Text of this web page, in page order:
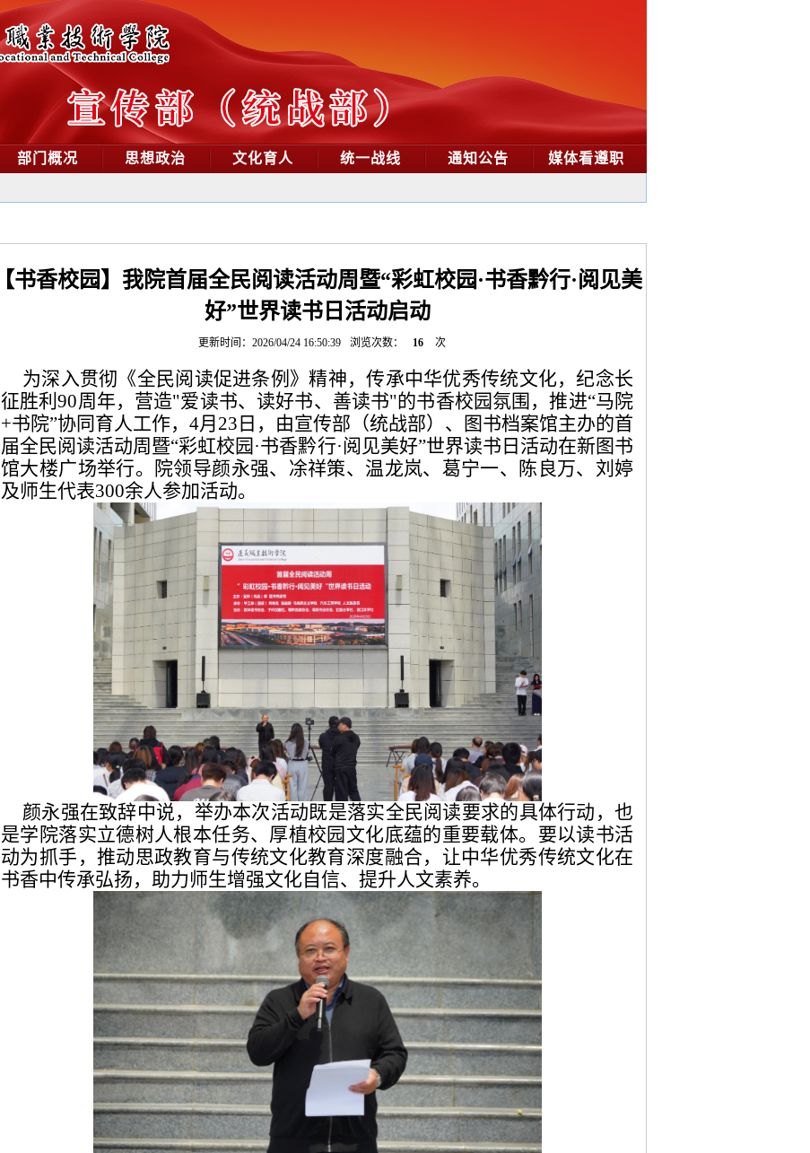
部门概况 思想政治 文化育人 统一战线 通知公告 媒体看遵职
【书香校园】我院首届全民阅读活动周暨“彩虹校园·书香黔行·阅见美
好”世界读书日活动启动
更新时间：2026/04/24 16:50:39 浏览次数： 16 次
为深入贯彻《全民阅读促进条例》精神，传承中华优秀传统文化，纪念长
征胜利90周年，营造"爱读书、读好书、善读书"的书香校园氛围，推进“马院
+书院”协同育人工作，4月23日，由宣传部（统战部）、图书档案馆主办的首
届全民阅读活动周暨“彩虹校园·书香黔行·阅见美好”世界读书日活动在新图书
馆大楼广场举行。院领导颜永强、凃祥策、温龙岚、葛宁一、陈良万、刘婷
及师生代表300余人参加活动。
颜永强在致辞中说，举办本次活动既是落实全民阅读要求的具体行动，也
是学院落实立德树人根本任务、厚植校园文化底蕴的重要载体。要以读书活
动为抓手，推动思政教育与传统文化教育深度融合，让中华优秀传统文化在
书香中传承弘扬，助力师生增强文化自信、提升人文素养。